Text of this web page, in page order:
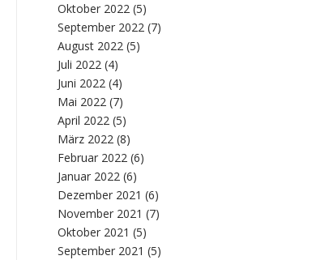
Oktober 2022 (5)
September 2022 (7)
August 2022 (5)
Juli 2022 (4)
Juni 2022 (4)
Mai 2022 (7)
April 2022 (5)
März 2022 (8)
Februar 2022 (6)
Januar 2022 (6)
Dezember 2021 (6)
November 2021 (7)
Oktober 2021 (5)
September 2021 (5)